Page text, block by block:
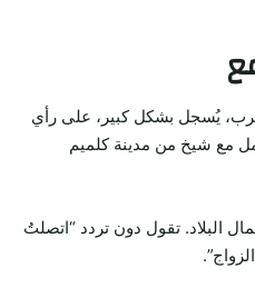
يُسجل بشكل كبير، على رأي
مع شيخ من مدينة كلميم
البلاد. تقول دون تردد “اتصلتُ